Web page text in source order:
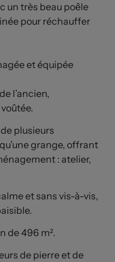
un très beau poêle
pour réchauffer
et équipée
l’ancien,
plusieurs
grange, offrant
: atelier,
et sans vis-à-vis,
de 496 m².
de pierre et de